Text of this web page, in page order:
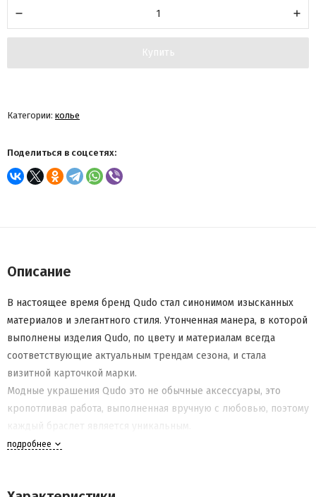
Купить
Категории: колье
Поделиться в соцсетях:
Описание
В настоящее время бренд Qudo стал синонимом изысканных
материалов и элегантного стиля. Утонченная манера, в которой
выполнены изделия Qudo, по цвету и материалам всегда
соответствующие актуальным трендам сезона, и стала
визитной карточкой марки.
Модные украшения Qudo это не обычные аксессуары, это
кропотливая работа, выполненная вручную с любовью, поэтому
каждый браслет является уникальным.
подробнее